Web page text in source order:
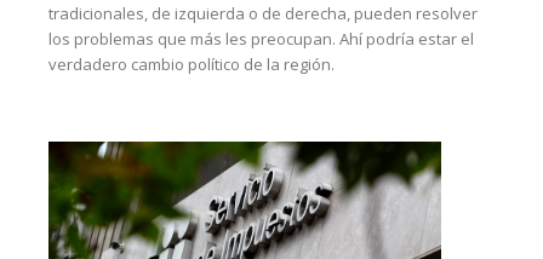
tradicionales, de izquierda o de derecha, pueden resolver
los problemas que más les preocupan. Ahí podría estar el
verdadero cambio político de la región.